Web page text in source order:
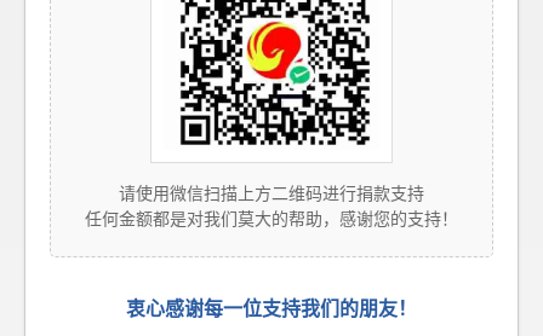
请使用微信扫描上方二维码进行捐款支持
任何金额都是对我们莫大的帮助，感谢您的支持！
衷心感谢每一位支持我们的朋友！